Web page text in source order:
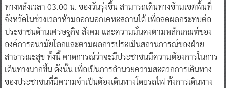
ทางหลังเวลา 03.00 น. ของวันรุ่งขึ้น สามารถเดินทางข้ามเขตพื้นที่
จังหวัดในช่วงเวลาห้ามออกนอกเคหะสถานได้ เพื่อลดผลกระทบต่อ
ประชาชนด้านเศรษฐกิจ สังคม และความมั่นคงตามหลักเกณฑ์ของ
องค์การอนามัยโลกและตามผลการประเมินสถานการณ์ของฝ่าย
สาธารณะสุข ทั้งนี้ คาดการณ์ว่าจะมีประชาชนมีความต้องการในการ
เดินทางมากขึ้น ดังนั้น เพื่อเป็นการอำนวยความสะดวกการเดินทาง
ของประชาชนที่มีความจำเป็นต้องเดินทางโดยรถไฟ ทั้งการเดินทาง